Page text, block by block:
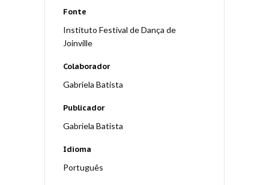
Fonte
Instituto Festival de Dança de
Joinville
Colaborador
Gabriela Batista
Publicador
Gabriela Batista
Idioma
Português